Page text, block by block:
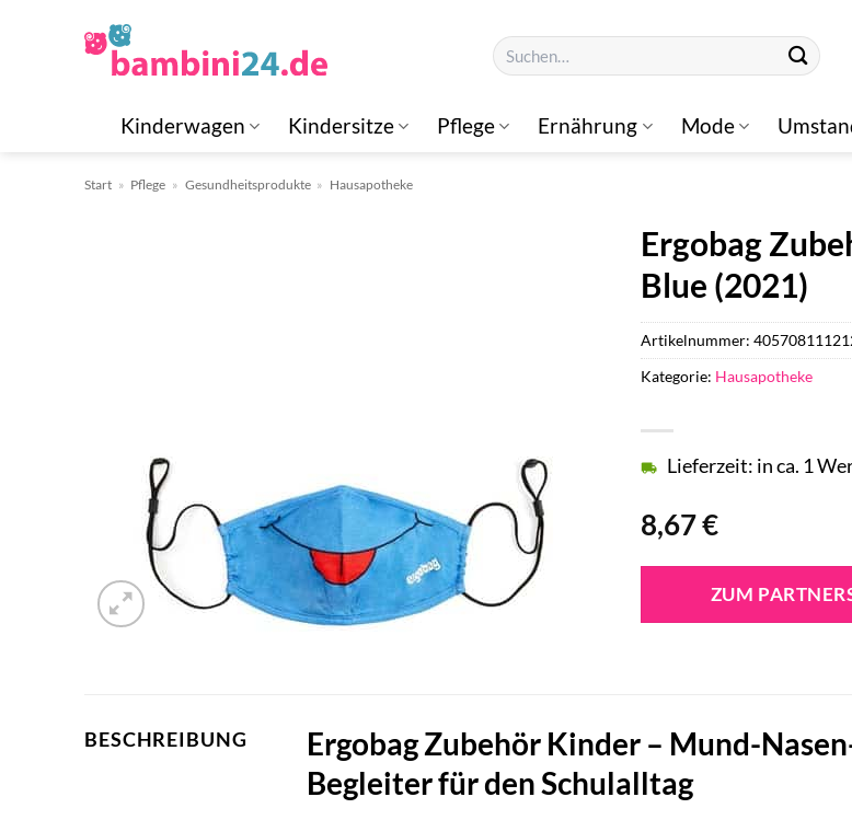
Suchen
nach:
Kinderwagen Kindersitze Pflege Ernährung Mode
Start » Pflege » Gesundheitsprodukte » Hausapotheke
Ergobag
Blue (2021)
8,67€
Lieferzeit: in ca. 1
ZUM
Artikelnummer:
Kategorie: Hausapotheke
BESCHREIBUNG
Ergobag Zubehör Kinder – Mund-
Begleiter für den Schulalltag